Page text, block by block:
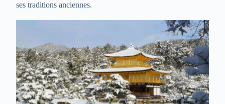
ses traditions anciennes.